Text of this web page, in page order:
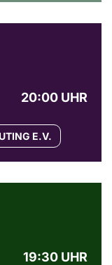
20:00 UHR
E.V.
19:30 UHR